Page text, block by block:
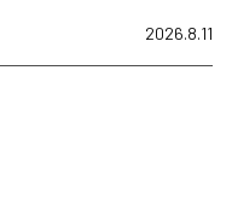
2026.8.11